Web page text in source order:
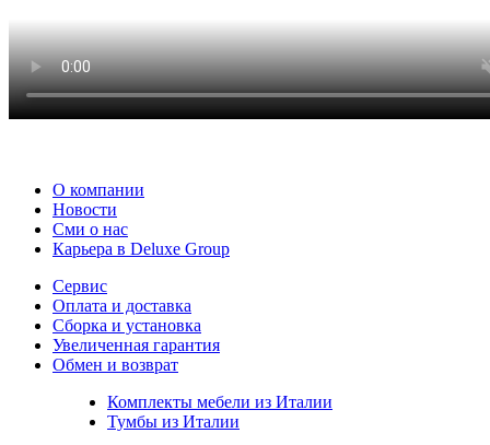
О компании
Новости
Сми о нас
Карьера в Deluxe Group
Сервис
Оплата и доставка
Сборка и установка
Увеличенная гарантия
Обмен и возврат
Комплекты мебели из Италии
Тумбы из Италии